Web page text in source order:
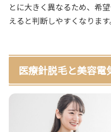
とに大きく異なるため、希
えると判断しやすくなります
医療針脱毛と美容電